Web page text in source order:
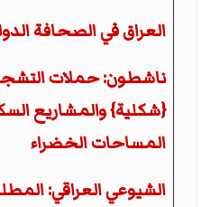
العراق في الصحافة
ناشطون: حملات
{شكلية} والمشاريع
المساحات الخضراء
الشيوعي العراقي: